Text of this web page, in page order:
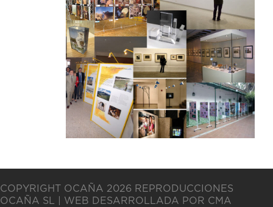
COPYRIGHT OCAÑA 2026 REPRODUCCIONES
OCAÑA SL | WEB DESARROLLADA POR CMA